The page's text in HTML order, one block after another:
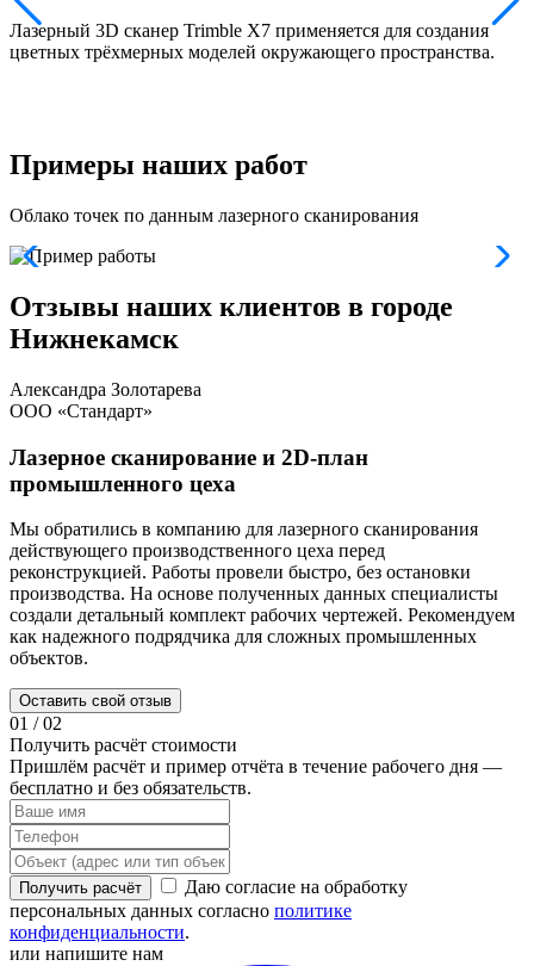
Лазерный 3D сканер Trimble X7 применяется для создания
цветных трёхмерных моделей окружающего пространства.
Примеры наших работ
Облако точек по данным лазерного сканирования
Отзывы наших клиентов в городе
Нижнекамск
Александра Золотарева
ООО «Стандарт»
Лазерное сканирование и 2D-план
промышленного цеха
Мы обратились в компанию для лазерного сканирования
действующего производственного цеха перед
реконструкцией. Работы провели быстро, без остановки
производства. На основе полученных данных специалисты
создали детальный комплект рабочих чертежей. Рекомендуем
как надежного подрядчика для сложных промышленных
объектов.
Оставить свой отзыв
01 / 02
Получить расчёт стоимости
Пришлём расчёт и пример отчёта в течение рабочего дня —
бесплатно и без обязательств.
Получить расчёт
Даю согласие на обработку
персональных данных согласно политике
конфиденциальности.
или напишите нам